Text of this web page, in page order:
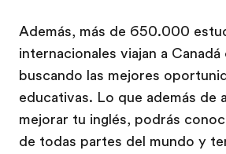
Además, más de 650.000
internacionales viajan a Canadá
buscando las mejores
educativas. Lo que además de
mejorar tu inglés, podrás
de todas partes del mundo y